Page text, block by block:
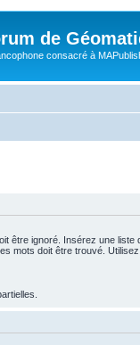
de
consacré à
être ignoré. Insérez une liste
mots doit être trouvé.